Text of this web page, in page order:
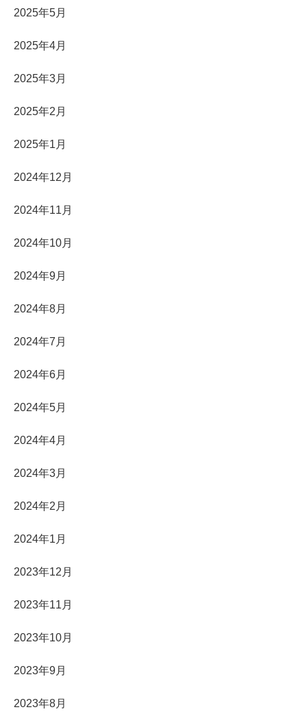
2025年5月
2025年4月
2025年3月
2025年2月
2025年1月
2024年12月
2024年11月
2024年10月
2024年9月
2024年8月
2024年7月
2024年6月
2024年5月
2024年4月
2024年3月
2024年2月
2024年1月
2023年12月
2023年11月
2023年10月
2023年9月
2023年8月